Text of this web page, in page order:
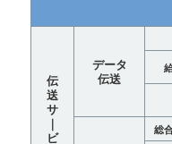
伝
送
サ
ビ
データ
伝送
総